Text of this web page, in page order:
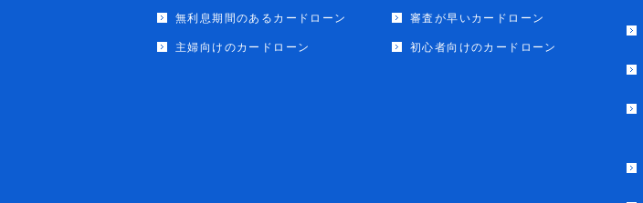
無利息期間のあるカードローン 審査が早いカードローン
主婦向けのカードローン 初心者向けのカードローン